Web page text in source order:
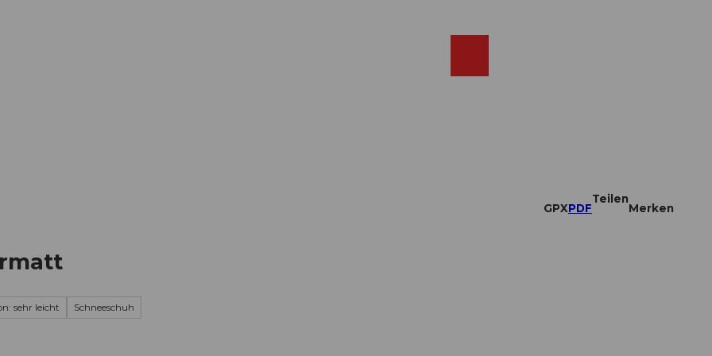
GPXPDF
Teilen
Merken
sehr leicht Schneeschuh